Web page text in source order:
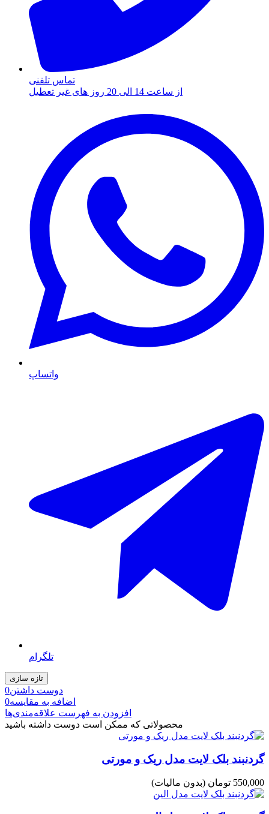
تماس تلفنی
از ساعت 14 الی 20 روز های غیر تعطیل
واتساپ
تلگرام
دوست داشتن0
اضافه به مقایسه0
افزودن به فهرست علاقه‌مندی‌ها
محصولاتی که ممکن است دوست داشته باشید
گردنبند بلک لایت مدل ریک و مورتی
550,000 تومان (بدون مالیات)